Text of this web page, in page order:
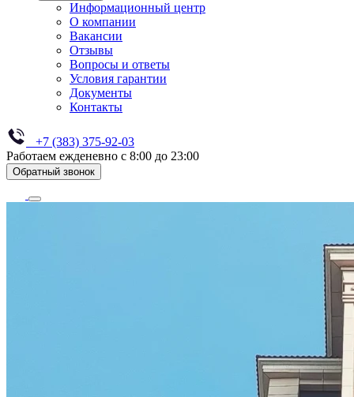
Информационный центр
О компании
Вакансии
Отзывы
Вопросы и ответы
Условия гарантии
Документы
Контакты
+7 (383) 375-92-03
Работаем ежденевно с 8:00 до 23:00
Обратный звонок